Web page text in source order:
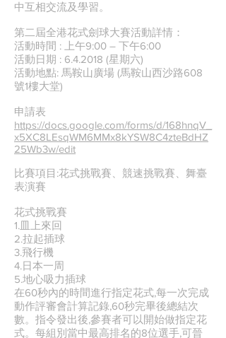
中互相交流及學習。
第二屆全港花式劍球大賽活動詳情：
活動時間 : 上午9:00 – 下午6:00
活動日期 : 6.4.2018 (星期六)
活動地點: 馬鞍山廣場 (馬鞍山西沙路608
號1樓大堂)
申請表
https://docs.google.com/forms/d/168hnqV_
x5XC8LEsqWM6MMx8kYSW8C4zteBdHZ
25Wb3w/edit
比賽項目:花式挑戰賽、競速挑戰賽、舞臺
表演賽
花式挑戰賽
1.皿上來回
2.拉起插球
3.飛行機
4.日本一周
5.地心吸力插球
在60秒內的時間進行指定花式,每一次完成
動作評審會計算記錄,60秒完畢後總結次
數。指令發出後,參賽者可以開始做指定花
式。每組別當中最高排名的8位選手,可晉